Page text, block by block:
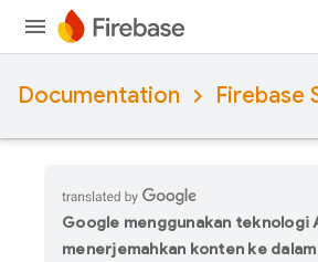
Documentation Firebase
Google menggunakan teknologi
menerjemahkan konten ke